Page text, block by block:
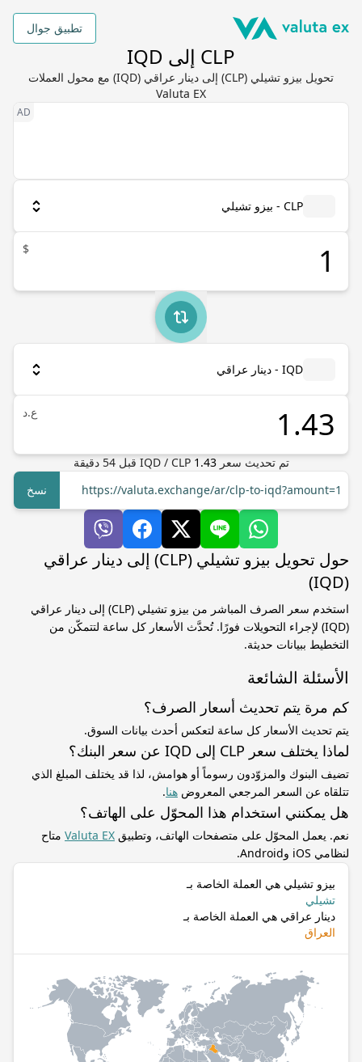
تطبيق جوال
CLP إلى IQD
تحويل بيزو تشيلي (CLP) إلى دينار عراقي (IQD) مع محول العملات
Valuta EX
CLP - بيزو تشيلي
$
IQD - دينار عراقي
ع.د
تم تحديث سعر IQD/ CLP 1.43 قبل54 دقيقة
https://valuta.exchange/ar/clp-to-iqd?amount=1
نسخ
حول تحويل بيزو تشيلي (CLP) إلى دينار عراقي
(IQD)
استخدم سعر الصرف المباشر من بيزو تشيلي (CLP) إلى دينار عراقي
(IQD) لإجراء التحويلات فورًا. تُحدَّث الأسعار كل ساعة لتتمكّن من
التخطيط ببيانات حديثة.
الأسئلة الشائعة
كم مرة يتم تحديث أسعار الصرف؟
يتم تحديث الأسعار كل ساعة لتعكس أحدث بيانات السوق.
لماذا يختلف سعر CLP إلى IQD عن سعر البنك؟
تضيف البنوك والمزوّدون رسوماً أو هوامش، لذا قد يختلف المبلغ الذي
تتلقاه عن السعر المرجعي المعروض هنا.
هل يمكنني استخدام هذا المحوّل على الهاتف؟
نعم. يعمل المحوّل على متصفحات الهاتف، وتطبيق Valuta EX متاح
لنظامي iOS وAndroid.
بيزو تشيلي هي العملة الخاصة بـ
تشيلي
دينار عراقي هي العملة الخاصة بـ
العراق